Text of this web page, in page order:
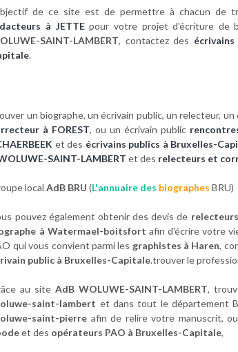
de ce site est de permettre à chacun de
à JETTEpour votre projet d'écriture de
SAINT-LAMBERT, contactez des écrivains
.
un biographe, un écrivain public, un relecteur,
à FOREST, ou un écrivain public
et des écrivains publics à Bruxelles-
SAINT-LAMBERT et des relecteurs et
localAdB BRU (L'annuaire des biographes BRU)
pouvez également obtenir des devis de
à Watermael-boitsfort afin d'écrire votre
qui vous convient parmi les graphistes à Haren,
public à Bruxelles-Capitale.trouver le
au siteAdB WOLUWE-SAINT-LAMBERT,
saint-lambert et dans tout le département
saint-pierre afin de relire votre manuscrit,
et des opérateurs PAO à Bruxelles-Capitale,